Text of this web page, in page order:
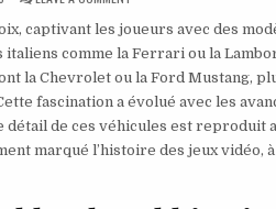
captivant les joueurs avec des
comme la Ferrari ou la
la Chevrolet ou la Ford Mustang,
fascination a évolué avec les
de ces véhicules est reproduit
marqué l’histoire des jeux vidéo,